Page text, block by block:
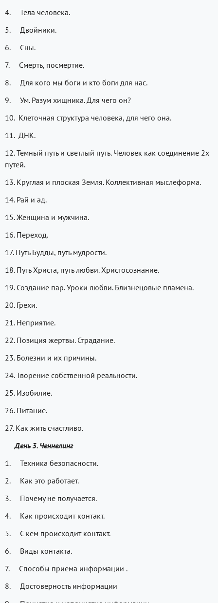
4. Тела человека.
5. Двойники.
6. Сны.
7. Смерть, посмертие.
8. Для кого мы боги и кто боги для нас.
9. Ум. Разум хищника. Для чего он?
10. Клеточная структура человека, для чего она.
11. ДНК.
12. Темный путь и светлый путь. Человек как соединение 2х
путей.
13. Круглая и плоская Земля. Коллективная мыслеформа.
14. Рай и ад.
15. Женщина и мужчина.
16. Переход.
17. Путь Будды, путь мудрости.
18. Путь Христа, путь любви. Христосознание.
19. Создание пар. Уроки любви. Близнецовые пламена.
20. Грехи.
21. Неприятие.
22. Позиция жертвы. Страдание.
23. Болезни и их причины.
24. Творение собственной реальности.
25. Изобилие.
26. Питание.
27. Как жить счастливо.
День 3. Ченнелинг
1. Техника безопасности.
2. Как это работает.
3. Почему не получается.
4. Как происходит контакт.
5. С кем происходит контакт.
6. Виды контакта.
7. Способы приема информации .
8. Достоверность информации